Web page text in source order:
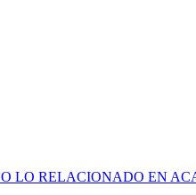
LO RELACIONADO EN